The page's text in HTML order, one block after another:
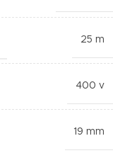
25 m
400 v
19 mm